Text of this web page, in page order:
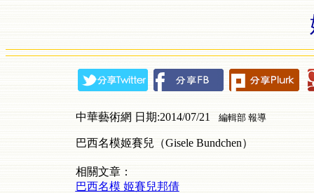
中華藝術網 日期:2014/07/21 編輯部 報導
巴西名模姬賽兒（Gisele Bundchen）
相關文章：
巴西名模 姬賽兒邦倩